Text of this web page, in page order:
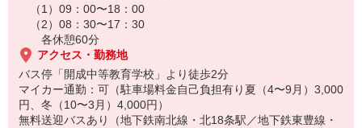
（1）09：00〜18：00
（2）08：30〜17：30
各休憩60分
アクセス・勤務地
バス停「開成中等教育学校」より徒歩2分
マイカー通勤：可（駐車場料金自己負担有り夏（4〜9月）3,000
円、冬（10〜3月）4,000円）
無料送迎バスあり（地下鉄南北線・北18条駅／地下鉄東豊線・